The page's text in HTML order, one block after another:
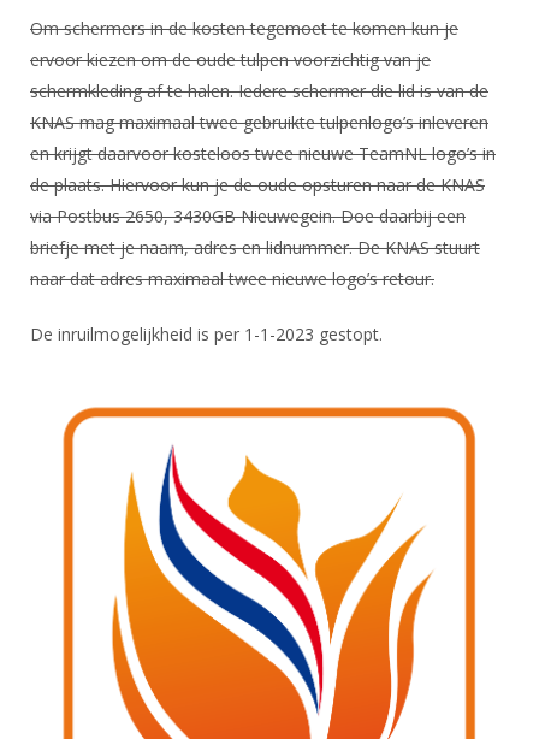
Om schermers in de kosten tegemoet te komen kun je
ervoor kiezen om de oude tulpen voorzichtig van je
schermkleding af te halen. Iedere schermer die lid is van de
KNAS mag maximaal twee gebruikte tulpenlogo’s inleveren
en krijgt daarvoor kosteloos twee nieuwe TeamNL logo’s in
de plaats. Hiervoor kun je de oude opsturen naar de KNAS
via Postbus 2650, 3430GB Nieuwegein. Doe daarbij een
briefje met je naam, adres en lidnummer. De KNAS stuurt
naar dat adres maximaal twee nieuwe logo’s retour.
De inruilmogelijkheid is per 1-1-2023 gestopt.